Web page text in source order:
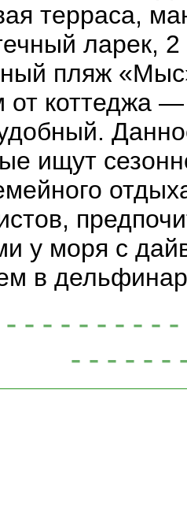
терраса,
ларек,
пляж
коттеджа
ищут
у моря с
в
- - - - - - - -
- - - - - -